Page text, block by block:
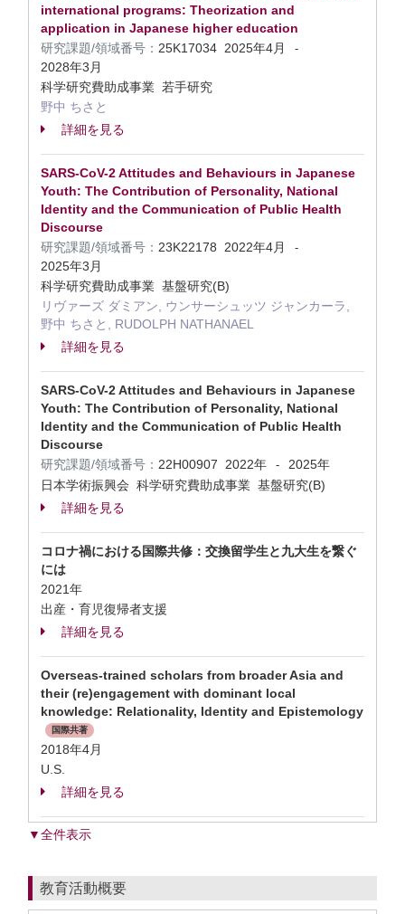
international programs: Theorization and
application in Japanese higher education
研究課題/領域番号： 25K17034 2025年4月 -
2028年3月
科学研究費助成事業 若手研究
野中 ちさと
詳細を見る
SARS-CoV-2 Attitudes and Behaviours in Japanese
Youth: The Contribution of Personality, National
Identity and the Communication of Public Health
Discourse
研究課題/領域番号： 23K22178 2022年4月 -
2025年3月
科学研究費助成事業 基盤研究(B)
リヴァーズ ダミアン, ウンサーシュッツ ジャンカーラ,
野中 ちさと, RUDOLPH NATHANAEL
詳細を見る
SARS-CoV-2 Attitudes and Behaviours in Japanese
Youth: The Contribution of Personality, National
Identity and the Communication of Public Health
Discourse
研究課題/領域番号： 22H00907 2022年 -
2025年
日本学術振興会 科学研究費助成事業 基盤研究(B)
詳細を見る
コロナ禍における国際共修：交換留学生と九大生を繋ぐ
には
2021年
出産・育児復帰者支援
詳細を見る
Overseas-trained scholars from broader Asia and
their (re)engagement with dominant local
knowledge: Relationality, Identity and Epistemology
国際共著
2018年4月
U.S.
詳細を見る
▼全件表示
教育活動概要